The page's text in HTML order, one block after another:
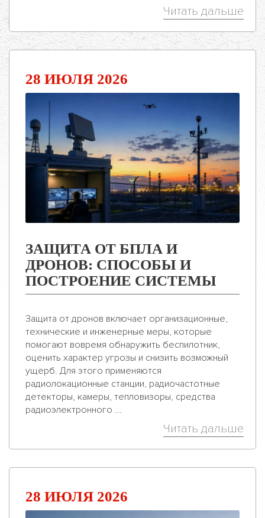
Читать дальше
28 ИЮЛЯ 2026
ЗАЩИТА ОТ БПЛА И
ДРОНОВ: СПОСОБЫ И
ПОСТРОЕНИЕ СИСТЕМЫ
Защита от дронов включает организационные,
технические и инженерные меры, которые
помогают вовремя обнаружить беспилотник,
оценить характер угрозы и снизить возможный
ущерб. Для этого применяются
радиолокационные станции, радиочастотные
детекторы, камеры, тепловизоры, средства
радиоэлектронного ...
Читать дальше
28 ИЮЛЯ 2026